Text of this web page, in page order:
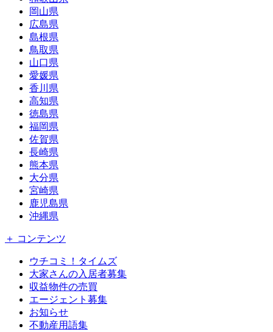
岡山県
広島県
島根県
鳥取県
山口県
愛媛県
香川県
高知県
徳島県
福岡県
佐賀県
長崎県
熊本県
大分県
宮崎県
鹿児島県
沖縄県
＋ コンテンツ
ウチコミ！タイムズ
大家さんの入居者募集
収益物件の売買
エージェント募集
お知らせ
不動産用語集